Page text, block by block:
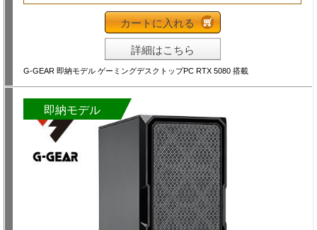
カートに入れる
詳細はこちら
G-GEAR 即納モデル ゲーミングデスクトップPC RTX 5080 搭載
即納モデル